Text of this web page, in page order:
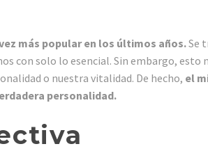
más popular en los últimos años.Se
con solo lo esencial. Sin embargo, esto
o nuestra vitalidad. De hecho, el
personalidad.